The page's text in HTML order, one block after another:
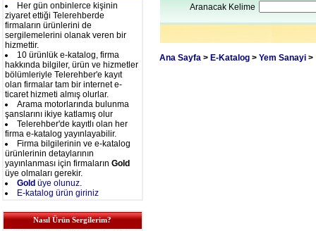
Her gün onbinlerce kişinin
ziyaret ettiği Telerehberde
firmaların ürünlerini de
sergilemelerini olanak veren bir
hizmettir.
10 ürünlük e-katalog, firma
hakkında bilgiler, ürün ve hizmetler
bölümleriyle Telerehber'e kayıt
olan firmalar tam bir internet e-
ticaret hizmeti almış olurlar.
Arama motorlarında bulunma
şanslarını ikiye katlamış olur
Telerehber'de kayıtlı olan her
firma e-katalog yayınlayabilir.
Firma bilgilerinin ve e-katalog
ürünlerinin detaylarının
yayınlanması için firmaların Gold
üye olmaları gerekir.
Gold üye olunuz.
E-katalog ürün giriniz
Nasıl Ürün Sergilerim?
Aranacak Kelime
Ana Sayfa > E-Katalog >Yem Sanayi >